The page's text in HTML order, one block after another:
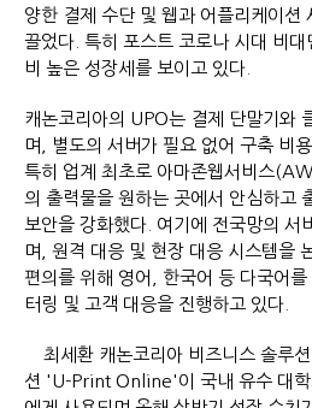
양한 결제 수단 및 웹과 어플리케이션
끌었다. 특히 포스트 코로나 시대 비대
비 높은 성장세를 보이고 있다.
캐논코리아의 UPO는 결제 단말기와
며, 별도의 서버가 필요 없어 구축 비
특히 업계 최초로 아마존웹서비스
의 출력물을 원하는 곳에서 안심하고
보안을 강화했다. 여기에 전국망의 서
며, 원격 대응 및 현장 대응 시스템을
편의를 위해 영어, 한국어 등 다국어를
터링 및 고객 대응을 진행하고 있다.
최세환 캐논코리아 비즈니스 솔루
션 'U-Print Online'이 국내 유수 대학